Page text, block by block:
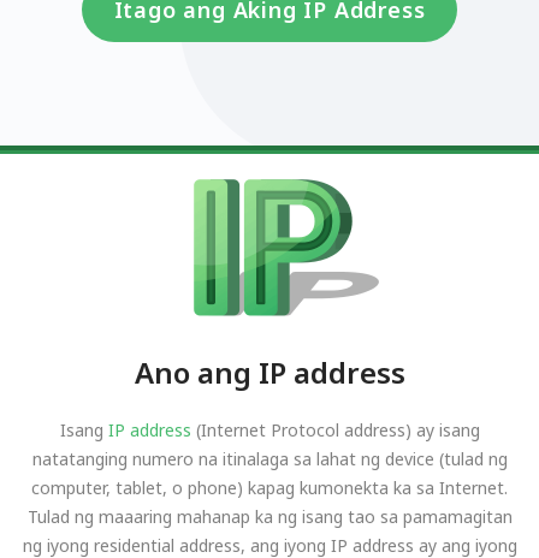
Itago ang Aking IP Address
Ano ang IP address
Isang IP address (Internet Protocol address) ay isang
natatanging numero na itinalaga sa lahat ng device (tulad ng
computer, tablet, o phone) kapag kumonekta ka sa Internet.
Tulad ng maaaring mahanap ka ng isang tao sa pamamagitan
ng iyong residential address, ang iyong IP address ay ang iyong